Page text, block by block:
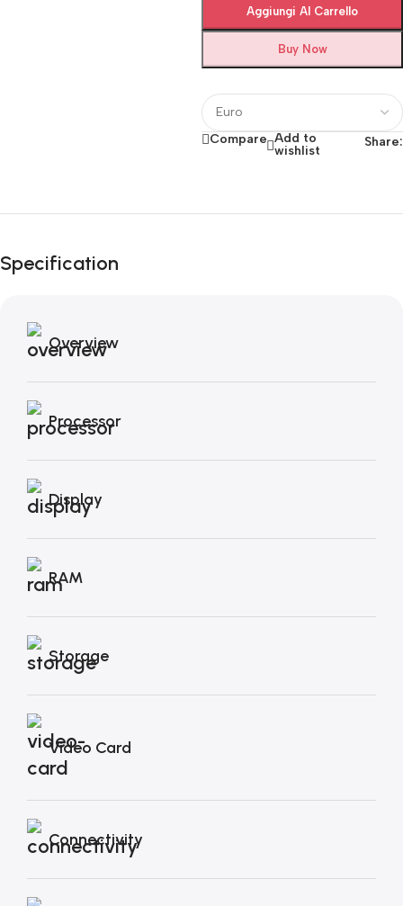
Aggiungi Al Carrello
Buy Now
Compare Add to
wishlist
Share:
Black Friday di
Specification
Overview
Processor
Display
RAM
Storage
Video Card
Connectivity